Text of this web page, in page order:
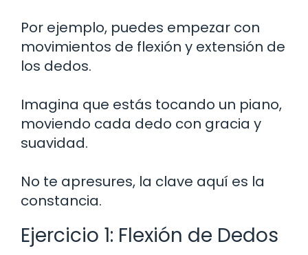
Por ejemplo, puedes empezar con
movimientos de flexión y extensión de
los dedos.
Imagina que estás tocando un piano,
moviendo cada dedo con gracia y
suavidad.
No te apresures, la clave aquí es la
constancia.
Ejercicio 1: Flexión de Dedos